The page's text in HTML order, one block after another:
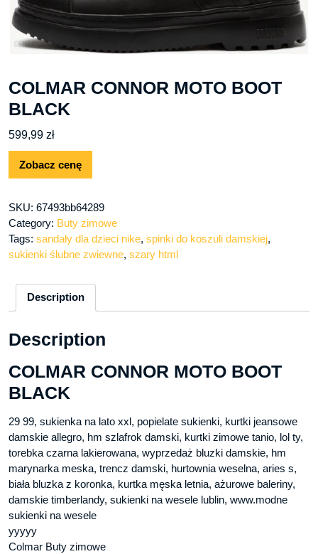
COLMAR CONNOR MOTO BOOT
BLACK
599,99 zł
Zobacz cenę
SKU: 67493bb64289
Category: Buty zimowe
Tags: sandały dla dzieci nike, spinki do koszuli damskiej,
sukienki ślubne zwiewne, szary html
Description
Description
COLMAR CONNOR MOTO BOOT
BLACK
29 99, sukienka na lato xxl, popielate sukienki, kurtki jeansowe
damskie allegro, hm szlafrok damski, kurtki zimowe tanio, lol ty,
torebka czarna lakierowana, wyprzedaż bluzki damskie, hm
marynarka meska, trencz damski, hurtownia weselna, aries s,
biała bluzka z koronka, kurtka męska letnia, ażurowe baleriny,
damskie timberlandy, sukienki na wesele lublin, www.modne
sukienki na wesele
yyyyy
Colmar Buty zimowe